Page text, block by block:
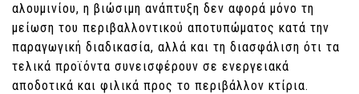
αλουμινίου, η βιώσιμη ανάπτυξη δεν αφορά μόνο τη
μείωση του περιβαλλοντικού αποτυπώματος κατά την
παραγωγική διαδικασία, αλλά και τη διασφάλιση ότι τα
τελικά προϊόντα συνεισφέρουν σε ενεργειακά
αποδοτικά και φιλικά προς το περιβάλλον κτίρια.